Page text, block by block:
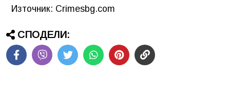
Източник: Crimesbg.com
СПОДЕЛИ: